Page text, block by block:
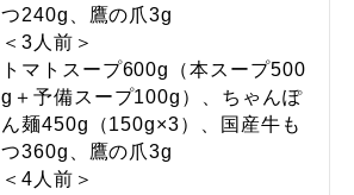
つ240g、鷹の爪3g
＜3人前＞
トマトスープ600g（本スープ500
g＋予備スープ100g）、ちゃんぽ
ん麺450g（150g×3）、国産牛も
つ360g、鷹の爪3g
＜4人前＞